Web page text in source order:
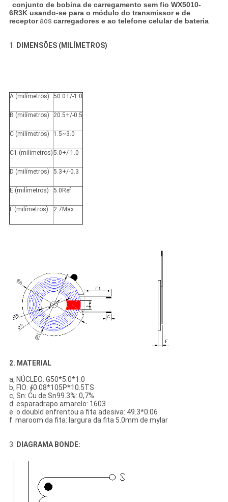
conjunto de bobina de carregamento sem fio WX5010-
6R3K usando-se para o módulo do transmissor e de
receptoraos carregadores e ao telefone celular de bateria
1. DIMENSÕES (MILÍMETROS)
A (milímetros) 50.0+/-1.0
B (milímetros) 20.5+/-0.5
C (milímetros) 1.5~3.0
C1 (milímetros)5.0+/-1.0
D (milímetros) 5.3+/-0.3
E (milímetros) 5.0Ref
F (milímetros) 2.7Max
2. MATERIAL
a, NÚCLEO: G50*5.0*1.0
b, FIO: ∮0.08*105P*10.5TS
c, Sn: Cu de Sn99.3%: 0,7%
d. esparadrapo amarelo: 1603
e. o doubld enfrentou a fita adesiva: 49.3*0.06
f. maroom da fita: largura da fita 5.0mm de mylar
3. DIAGRAMA BONDE: